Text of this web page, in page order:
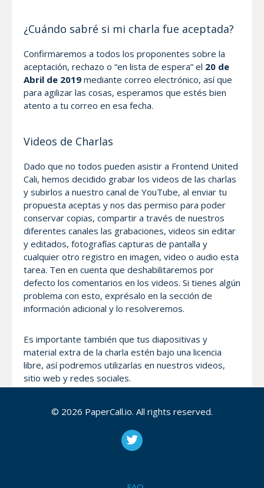
¿Cuándo sabré si mi charla fue aceptada?
Confirmaremos a todos los proponentes sobre la
aceptación, rechazo o “en lista de espera” el 20 de
Abril de 2019 mediante correo electrónico, así que
para agilizar las cosas, esperamos que estés bien
atento a tu correo en esa fecha.
Videos de Charlas
Dado que no todos pueden asistir a Frontend United
Cali, hemos decidido grabar los videos de las charlas
y subirlos a nuestro canal de YouTube, al enviar tu
propuesta aceptas y nos das permiso para poder
conservar copias, compartir a través de nuestros
diferentes canales las grabaciones, videos sin editar
y editados, fotografías capturas de pantalla y
cualquier otro registro en imagen, video o audio esta
tarea. Ten en cuenta que deshabilitaremos por
defecto los comentarios en los videos. Si tienes algún
problema con esto, exprésalo en la sección de
información adicional y lo resolveremos.
Es importante también que tus diapositivas y
material extra de la charla estén bajo una licencia
libre, así podremos utilizarlas en nuestros videos,
sitio web y redes sociales.
Código de Conducta
Esperamos que en la propuesta, en la charla y
durante el evento, cumplas con nuestro código de
© 2026 PaperCall.io. All rights reserved.